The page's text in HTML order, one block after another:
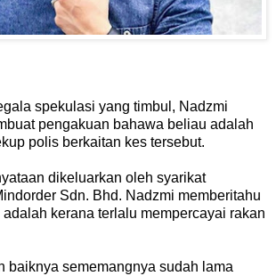
spekulasi yang timbul, Nadzmi
pengakuan bahawa beliau adalah
polis berkaitan kes tersebut.
dikeluarkan oleh syarikat
Sdn. Bhd. Nadzmi memberitahu
kerana terlalu mempercayai rakan
baiknya sememangnya sudah lama